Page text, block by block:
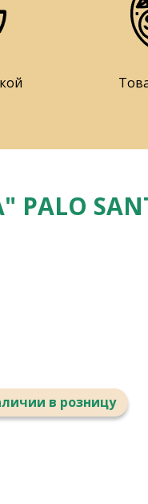
в розницу